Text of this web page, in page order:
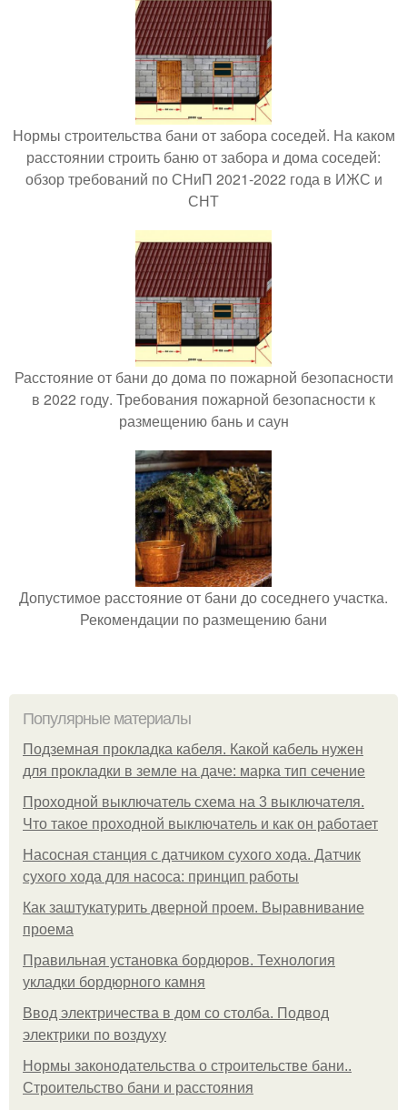
Нормы строительства бани от забора соседей. На каком
расстоянии строить баню от забора и дома соседей:
обзор требований по СНиП 2021-2022 года в ИЖС и
СНТ
Расстояние от бани до дома по пожарной безопасности
в 2022 году. Требования пожарной безопасности к
размещению бань и саун
Допустимое расстояние от бани до соседнего участка.
Рекомендации по размещению бани
Популярные материалы
Подземная прокладка кабеля. Какой кабель нужен
для прокладки в земле на даче: марка тип сечение
Проходной выключатель схема на 3 выключателя.
Что такое проходной выключатель и как он работает
Насосная станция с датчиком сухого хода. Датчик
сухого хода для насоса: принцип работы
Как заштукатурить дверной проем. Выравнивание
проема
Правильная установка бордюров. Технология
укладки бордюрного камня
Ввод электричества в дом со столба. Подвод
электрики по воздуху
Нормы законодательства о строительстве бани..
Строительство бани и расстояния